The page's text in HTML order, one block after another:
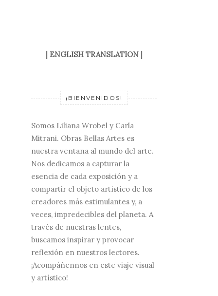
| ENGLISH TRANSLATION|
¡BIENVENIDOS!
Somos Liliana Wrobel y Carla
Mitrani. Obras Bellas Artes es
nuestra ventana al mundo del arte.
Nos dedicamos a capturar la
esencia de cada exposición y a
compartir el objeto artístico de los
creadores más estimulantes y, a
veces, impredecibles del planeta. A
través de nuestras lentes,
buscamos inspirar y provocar
reflexión en nuestros lectores.
¡Acompáñennos en este viaje visual
y artístico!